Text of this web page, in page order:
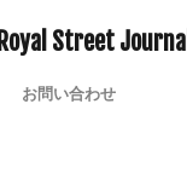
Royal Street Journal
お問い合わせ